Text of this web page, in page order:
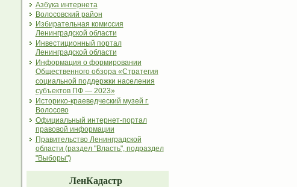
Азбука интернета
Волосовский район
Избирательная комиссия
Ленинградской области
Инвестиционный портал
Ленинградской области
Информация о формировании
Общественного обзора «Стратегия
социальной поддержки населения
субъектов ПФ — 2023»
Историко-краеведческий музей г.
Волосово
Официальный интернет-портал
правовой информации
Правительство Ленинградской
области (раздел "Власть", подраздел
"Выборы")
ЛенКадастр